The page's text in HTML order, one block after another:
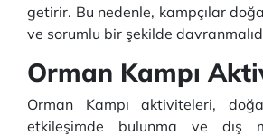
getirir. Bu nedenle, kampçılar
ve sorumlu bir şekilde
Orman Kampı
Orman Kampı aktiviteleri,
etkileşimde bulunma ve dış